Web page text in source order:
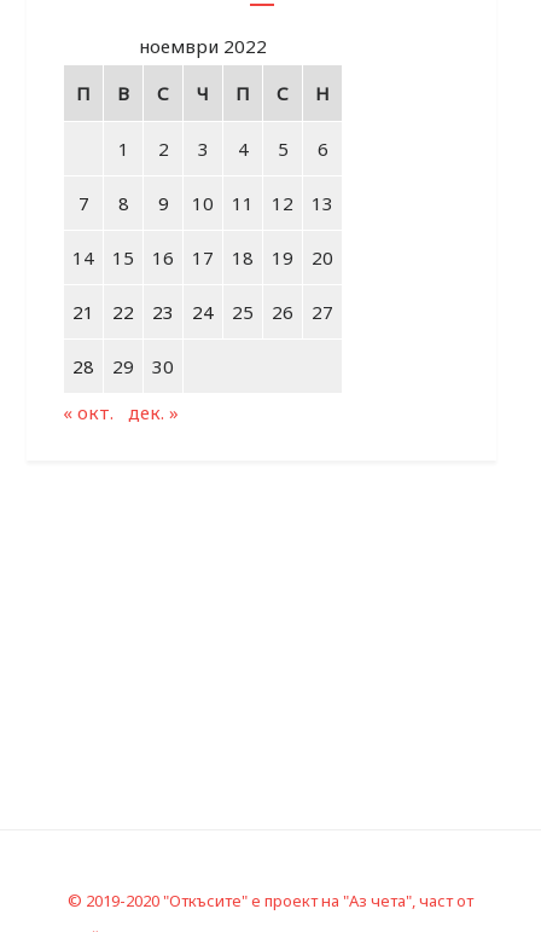
ноември 2022
П
В С Ч П С Н
1 2 3 4 5 6
7 8 9 10 11 12 13
14 15 16 17 18 19 20
21 22 23 24 25 26 27
28 29
30
« окт.
дек. »
© 2019-2020 "Откъсите" е проект на "Аз чета", част от